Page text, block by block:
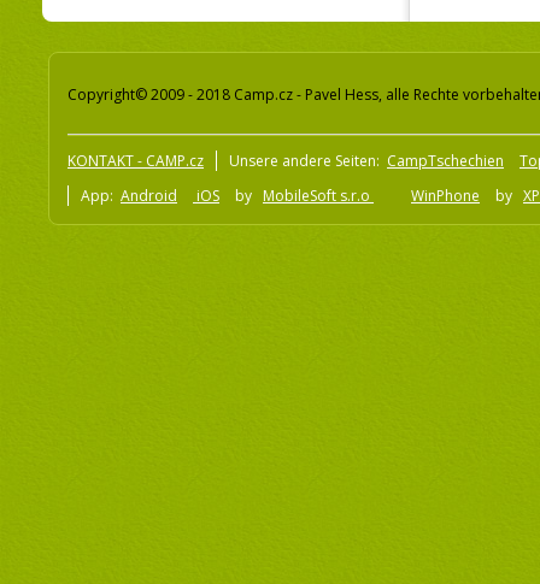
Copyright© 2009 - 2018 Camp.cz - Pavel Hess, alle Rechte
KONTAKT - CAMP.cz Unsere andere Seiten: CampTschechien
App: Android iOS by MobileSoft s.r.o WinPhone by